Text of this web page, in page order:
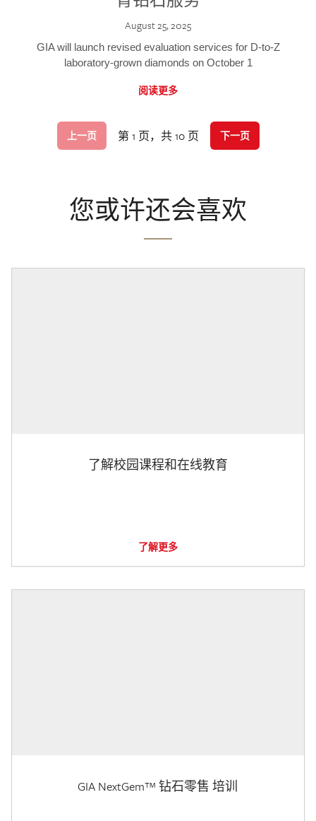
August 25, 2025
GIA will launch revised evaluation services for D-to-Z
laboratory-grown diamonds on October 1
阅读更多
上一页 第 1 页，共 10 页 下一页
您或许还会喜欢
了解校园课程和在线教育
了解更多
GIA NextGem™ 钻石零售 培训